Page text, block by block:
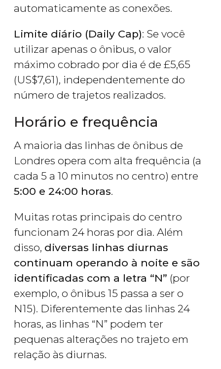
automaticamente as conexões.
Limite diário (Daily Cap): Se você
utilizar apenas o ônibus, o valor
máximo cobrado por dia é de £5,65
(US$7,61), independentemente do
número de trajetos realizados.
Horário e frequência
A maioria das linhas de ônibus de
Londres opera com alta frequência (a
cada 5 a 10 minutos no centro) entre
5:00 e 24:00 horas.
Muitas rotas principais do centro
funcionam 24 horas por dia. Além
disso, diversas linhas diurnas
continuam operando à noite e são
identificadas com a letra “N” (por
exemplo, o ônibus 15 passa a ser o
N15). Diferentemente das linhas 24
horas, as linhas “N” podem ter
pequenas alterações no trajeto em
relação às diurnas.